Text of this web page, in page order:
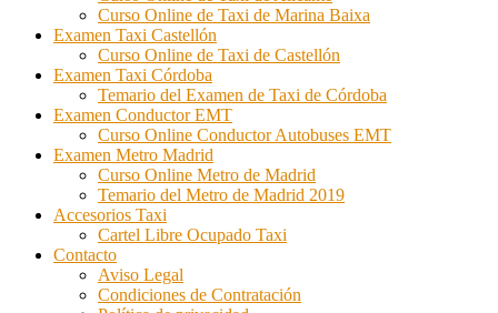
Curso Online de Taxi de Marina Baixa
Examen Taxi Castellón
Curso Online de Taxi de Castellón
Examen Taxi Córdoba
Temario del Examen de Taxi de Córdoba
Examen Conductor EMT
Curso Online Conductor Autobuses EMT
Examen Metro Madrid
Curso Online Metro de Madrid
Temario del Metro de Madrid 2019
Accesorios Taxi
Cartel Libre Ocupado Taxi
Contacto
Aviso Legal
Condiciones de Contratación